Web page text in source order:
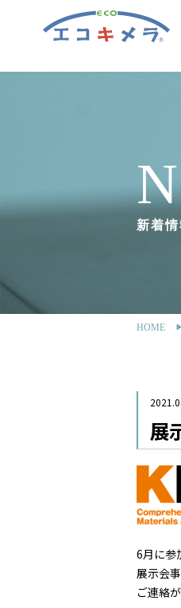
新着情
HOME
展
6月に参
展示会
ご連絡